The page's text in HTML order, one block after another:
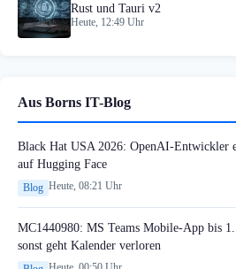
Rust und Tauri v2
Heute, 12:49 Uhr
Aus Borns IT-Blog
Black Hat USA 2026: OpenAI-Entwickler
auf Hugging Face
Blog Heute, 08:21 Uhr
MC1440980: MS Teams Mobile-App bis 1.
sonst geht Kalender verloren